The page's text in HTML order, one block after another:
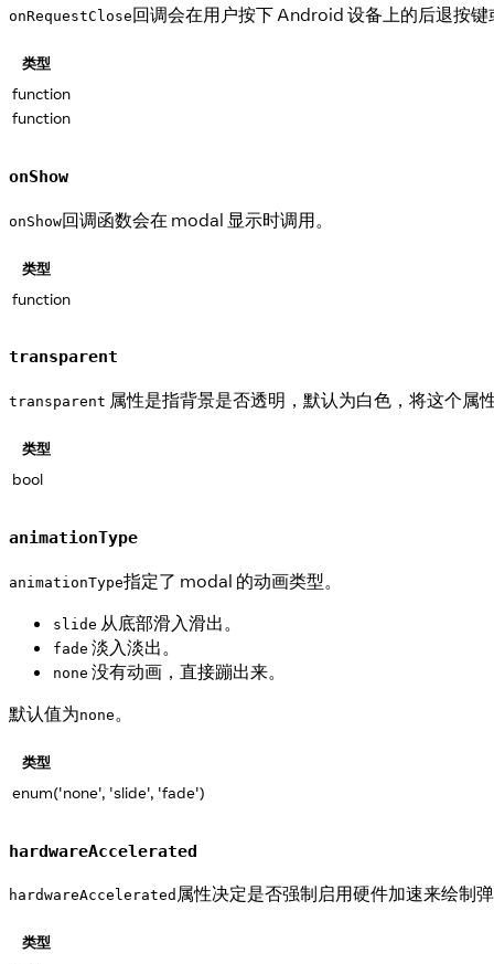
onRequestClose回调会在用户按下 Android 设备上的后退按
类型
function
function
onShow
onShow回调函数会在 modal 显示时调用。
类型
function
transparent
transparent 属性是指背景是否透明，默认为白色，将这个
类型
bool
animationType
animationType指定了 modal 的动画类型。
slide 从底部滑入滑出。
fade 淡入淡出。
none 没有动画，直接蹦出来。
默认值为none 。
类型
enum('none', 'slide', 'fade')
hardwareAccelerated
hardwareAccelerated 属性决定是否强制启用硬件加速来绘制
类型